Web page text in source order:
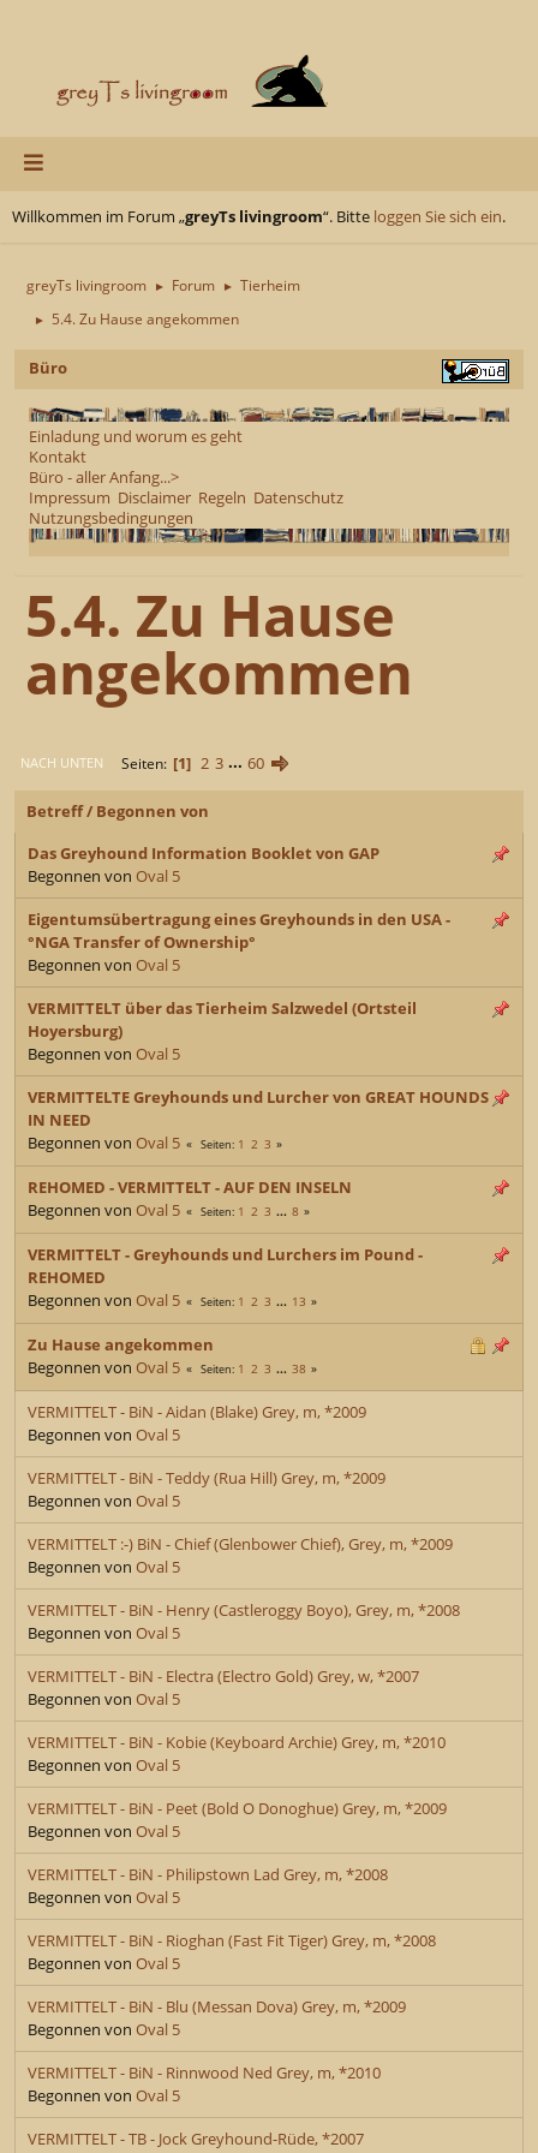
Willkommen im Forum „greyTs livingroom“. Bitte loggen Sie sich ein.
greyTs livingroom ► Forum ► Tierheim
► 5.4. Zu Hause angekommen
Büro
Einladung und worum es geht
Kontakt
Büro - aller Anfang...>
Impressum Disclaimer Regeln Datenschutz
Nutzungsbedingungen
5.4. Zu Hause
angekommen
NACH UNTEN Seiten 1 2 3 ... 60
Betreff/ Begonnen von
Das Greyhound Information Booklet von GAP
Begonnen von Oval 5
Eigentumsübertragung eines Greyhounds in den USA -
°NGA Transfer of Ownership°
Begonnen von Oval 5
VERMITTELT über das Tierheim Salzwedel (Ortsteil
Hoyersburg)
Begonnen von Oval 5
VERMITTELTE Greyhounds und Lurcher von GREAT HOUNDS
IN NEED
Begonnen von Oval 5 Seiten 1 2 3
REHOMED - VERMITTELT - AUF DEN INSELN
Begonnen von Oval 5 Seiten 1 2 3 ... 8
VERMITTELT - Greyhounds und Lurchers im Pound -
REHOMED
Begonnen von Oval 5 Seiten 1 2 3 ... 13
Zu Hause angekommen
Begonnen von Oval 5 Seiten 1 2 3 ... 38
VERMITTELT - BiN - Aidan (Blake) Grey, m, *2009
Begonnen von Oval 5
VERMITTELT - BiN - Teddy (Rua Hill) Grey, m, *2009
Begonnen von Oval 5
VERMITTELT :-) BiN - Chief (Glenbower Chief), Grey, m, *2009
Begonnen von Oval 5
VERMITTELT - BiN - Henry (Castleroggy Boyo), Grey, m, *2008
Begonnen von Oval 5
VERMITTELT - BiN - Electra (Electro Gold) Grey, w, *2007
Begonnen von Oval 5
VERMITTELT - BiN - Kobie (Keyboard Archie) Grey, m, *2010
Begonnen von Oval 5
VERMITTELT - BiN - Peet (Bold O Donoghue) Grey, m, *2009
Begonnen von Oval 5
VERMITTELT - BiN - Philipstown Lad Grey, m, *2008
Begonnen von Oval 5
VERMITTELT - BiN - Rioghan (Fast Fit Tiger) Grey, m, *2008
Begonnen von Oval 5
VERMITTELT - BiN - Blu (Messan Dova) Grey, m, *2009
Begonnen von Oval 5
VERMITTELT - BiN - Rinnwood Ned Grey, m, *2010
Begonnen von Oval 5
VERMITTELT - TB - Jock Greyhound-Rüde, *2007